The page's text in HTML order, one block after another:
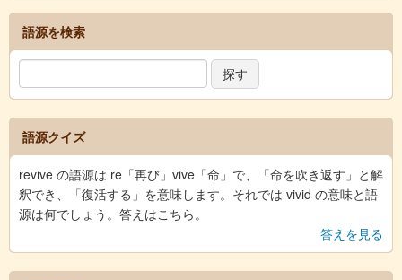
語源を検索
語源クイズ
revive の語源は re「再び」vive「命」で、「命を吹き返す」と解
釈でき、「復活する」を意味します。それでは vivid の意味と語
源は何でしょう。答えはこちら。
答えを見る